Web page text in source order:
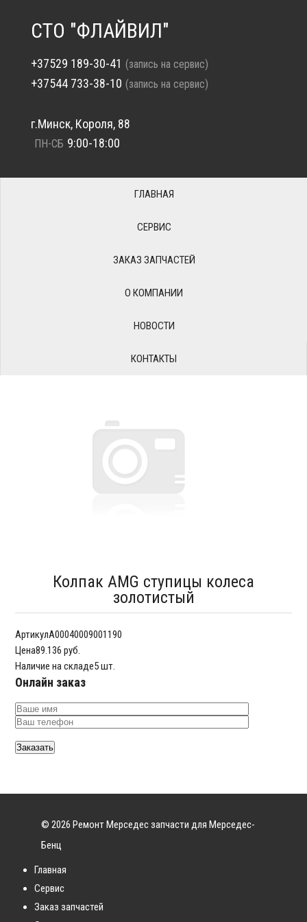
СТО "ФЛАЙВИЛ"
+37529 189-30-41 (запись на сервис)
+37544 733-38-10 (запись на сервис)
г.Минск, Короля, 88
ПН-СБ 9:00-18:00
ГЛАВНАЯ
СЕРВИС
ЗАКАЗ ЗАПЧАСТЕЙ
О КОМПАНИИ
НОВОСТИ
КОНТАКТЫ
Колпак AMG ступицы колеса
золотистый
АртикулA00040009001190
Цена89.136 руб.
Наличие на складе5 шт.
Онлайн заказ
© 2026 Ремонт Мерседес запчасти для Мерседес-
Бенц
Главная
Сервис
Заказ запчастей